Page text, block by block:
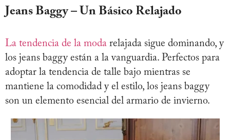
Jeans Baggy – Un Básico Relajado
La tendencia de la moda relajada sigue dominando, y
los jeans baggy están a la vanguardia. Perfectos para
adoptar la tendencia de talle bajo mientras se
mantiene la comodidad y el estilo, los jeans baggy
son un elemento esencial del armario de invierno.